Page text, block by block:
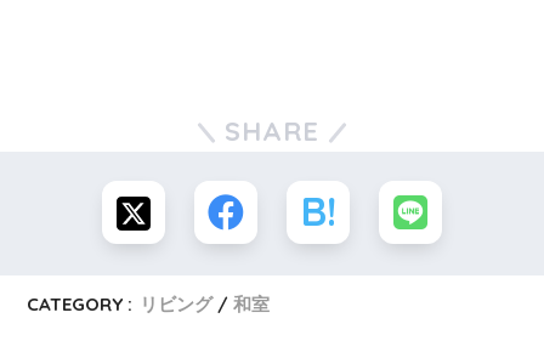
SHARE
CATEGORY : リビング 和室